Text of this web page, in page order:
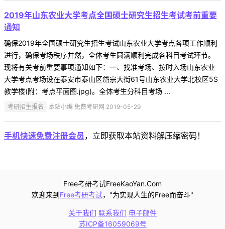
2019年山东农业大学考点全国硕士研究生招生考试考前重要
通知
确保2019年全国硕士研究生招生考试山东农业大学考点各项工作顺利
进行，确保考场秩序井然，全体考生圆满顺利完成各科目考试环节。
现将有关考前重要事项通知如下：一、找准考场、按时入场山东农业
大学考点考场设在泰安市泰山区岱宗大街61号山东农业大学北校区5S
教学楼(附：考点平面图.jpg)。全体考生分科目考场 ...
考研招生报名 本站小编 免费考研网 2019-05-29
手机快速免费注册会员 ，立即获取本站资料解压缩密码！
Free考研考试FreeKaoYan.Com
欢迎来到Free考研考试，"为实现人生的Free而奋斗"
关于我们 联系我们 电子邮件
苏ICP备16059069号